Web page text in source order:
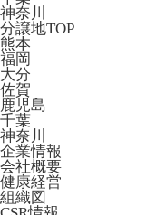
神奈川
分譲地TOP
熊本
福岡
大分
佐賀
鹿児島
千葉
神奈川
企業情報
会社概要
健康経営
組織図